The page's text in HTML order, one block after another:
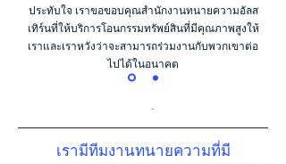
ประทับใจ เราขอขอบคุณสำนักงานทนายความอัลส
เทิร์นที่ให้บริการโอนกรรมทรัพย์สินที่มีคุณภาพสูงให้
เราและเราหวังว่าจะสามารถร่วมงานกับพวกเขาต่อ
ไปได้ในอนาคต
เรามีทีมงานทนายความที่มี